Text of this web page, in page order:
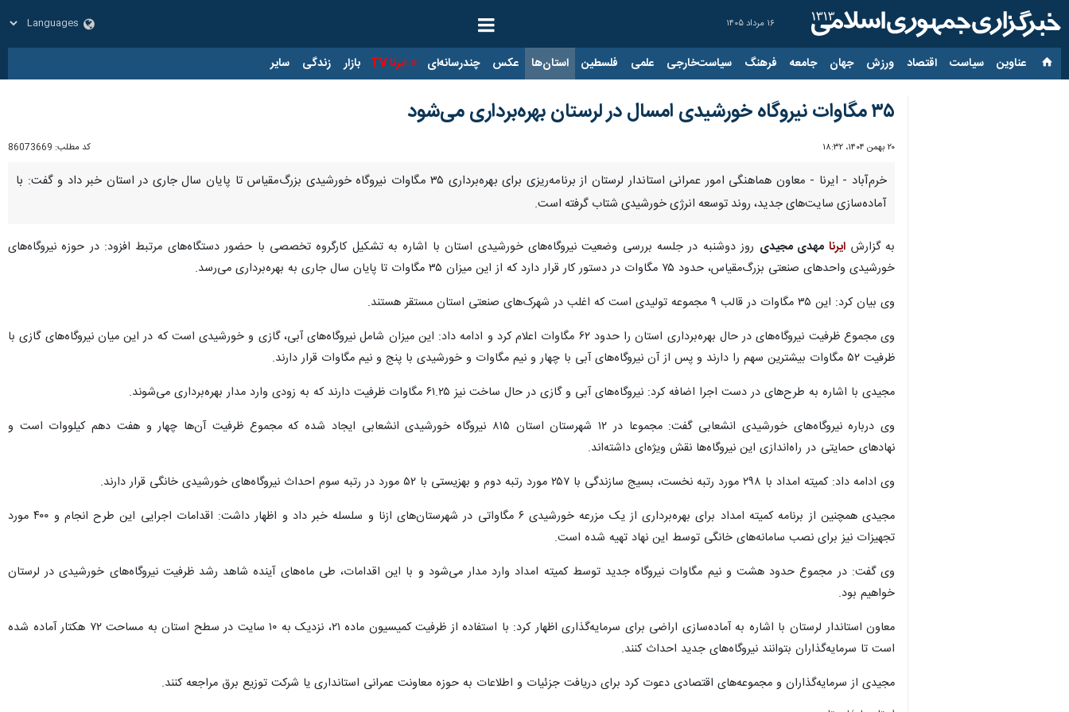
۱۶ مرداد ۱۴۰۵
عناوین‌ سیاست اقتصاد ورزش جهان جامعه فرهنگ سیاست‌خارجی علمی فلسطین استان‌ها عکس چندرسانه‌ای ایرنا TV بازار زندگی سایر
۳۵ مگاوات نیروگاه‌ خورشیدی امسال در لرستان بهره‌برداری می‌شود
۲۰ بهمن ۱۴۰۴، ۱۸:۳۲ کد مطلب: 86073669
خرم‌آباد - ایرنا - معاون هماهنگی امور عمرانی استاندار لرستان از برنامه‌ریزی برای بهره‌برداری ۳۵ مگاوات نیروگاه خورشیدی بزرگ‌مقیاس تا پایان سال جاری در استان خبر داد و گفت: با
آماده‌سازی سایت‌های جدید، روند توسعه انرژی خورشیدی شتاب گرفته است.
به گزارش ایرنا مهدی مجیدی روز دوشنبه در جلسه بررسی وضعیت نیروگاه‌های خورشیدی استان با اشاره به تشکیل کارگروه تخصصی با حضور دستگاه‌های مرتبط افزود: در حوزه نیروگاه‌های
خورشیدی واحدهای صنعتی بزرگ‌مقیاس، حدود ۷۵ مگاوات در دستور کار قرار دارد که از این میزان ۳۵ مگاوات تا پایان سال جاری به بهره‌برداری می‌رسد.
وی بیان کرد: این ۳۵ مگاوات در قالب ۹ مجموعه تولیدی است که اغلب در شهرک‌های صنعتی استان مستقر هستند.
وی مجموع ظرفیت نیروگاه‌های در حال بهره‌برداری استان را حدود ۶۲ مگاوات اعلام کرد و ادامه داد: این میزان شامل نیروگاه‌های آبی، گازی و خورشیدی است که در این میان نیروگاه‌های گازی با
ظرفیت ۵۲ مگاوات بیشترین سهم را دارند و پس از آن نیروگاه‌های آبی با چهار و نیم مگاوات و خورشیدی با پنج و نیم مگاوات قرار دارند.
مجیدی با اشاره به طرح‌های در دست اجرا اضافه کرد: نیروگاه‌های آبی و گازی در حال ساخت نیز ۶۱.۲۵ مگاوات ظرفیت دارند که به زودی وارد مدار بهره‌برداری می‌شوند.
وی درباره نیروگاه‌های خورشیدی انشعابی گفت: مجموعا در ۱۲ شهرستان استان ۸۱۵ نیروگاه خورشیدی انشعابی ایجاد شده که مجموع ظرفیت آن‌ها چهار و هفت دهم کیلووات است و
نهادهای حمایتی در راه‌اندازی این نیروگاه‌ها نقش ویژه‌ای داشته‌اند.
وی ادامه داد: کمیته امداد با ۲۹۸ مورد رتبه نخست، بسیج سازندگی با ۲۵۷ مورد رتبه دوم و بهزیستی با ۵۲ مورد در رتبه سوم احداث نیروگاه‌های خورشیدی خانگی قرار دارند.
مجیدی همچنین از برنامه کمیته امداد برای بهره‌برداری از یک مزرعه خورشیدی ۶ مگاواتی در شهرستان‌های ازنا و سلسله خبر داد و اظهار داشت: اقدامات اجرایی این طرح انجام و ۴۰۰ مورد
تجهیزات نیز برای نصب سامانه‌های خانگی توسط این نهاد تهیه شده است.
وی گفت: در مجموع حدود هشت و نیم مگاوات نیروگاه جدید توسط کمیته امداد وارد مدار می‌شود و با این اقدامات، طی ماه‌های آینده شاهد رشد ظرفیت نیروگاه‌های خورشیدی در لرستان
خواهیم بود.
معاون استاندار لرستان با اشاره به آماده‌سازی اراضی برای سرمایه‌گذاری اظهار کرد: با استفاده از ظرفیت کمیسیون ماده ۲۱، نزدیک به ۱۰ سایت در سطح استان به مساحت ۷۲ هکتار آماده شده
است تا سرمایه‌گذاران بتوانند نیروگاه‌های جدید احداث کنند.
مجیدی از سرمایه‌گذاران و مجموعه‌های اقتصادی دعوت کرد برای دریافت جزئیات و اطلاعات به حوزه معاونت عمرانی استانداری یا شرکت توزیع برق مراجعه کنند.